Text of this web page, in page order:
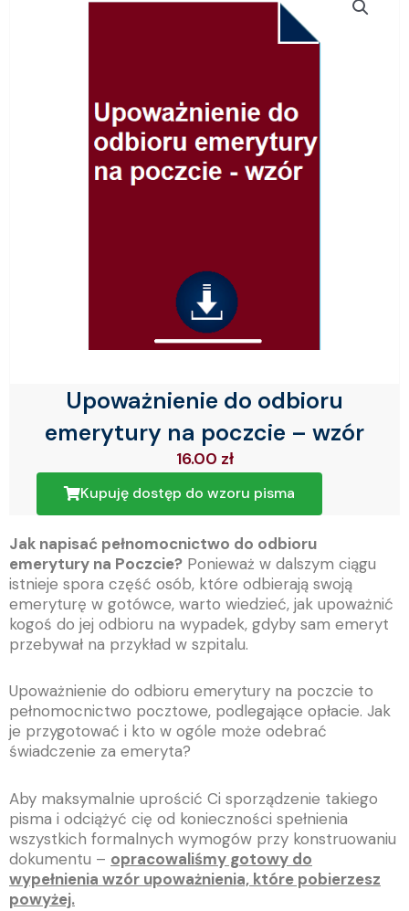
Upoważnienie do odbioru
emerytury na poczcie – wzór
16.00 zł
Kupuję dostęp do wzoru pisma
Jak napisać pełnomocnictwo do odbioru
emerytury na Poczcie? Ponieważ w dalszym ciągu
istnieje spora część osób, które odbierają swoją
emeryturę w gotówce, warto wiedzieć, jak upoważnić
kogoś do jej odbioru na wypadek, gdyby sam emeryt
przebywał na przykład w szpitalu.
Upoważnienie do odbioru emerytury na poczcie to
pełnomocnictwo pocztowe, podlegające opłacie. Jak
je przygotować i kto w ogóle może odebrać
świadczenie za emeryta?
Aby maksymalnie uprościć Ci sporządzenie takiego
pisma i odciążyć cię od konieczności spełnienia
wszystkich formalnych wymogów przy konstruowaniu
dokumentu – opracowaliśmy gotowy do
wypełnienia wzór upoważnienia, które pobierzesz
powyżej.